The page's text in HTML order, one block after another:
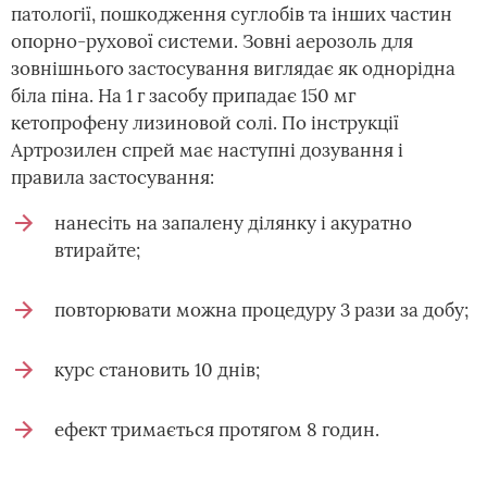
патології, пошкодження суглобів та інших частин
опорно-рухової системи. Зовні аерозоль для
зовнішнього застосування виглядає як однорідна
біла піна. На 1 г засобу припадає 150 мг
кетопрофену лизиновой солі. По інструкції
Артрозилен спрей має наступні дозування і
правила застосування:
нанесіть на запалену ділянку і акуратно
втирайте;
повторювати можна процедуру 3 рази за добу;
курс становить 10 днів;
ефект тримається протягом 8 годин.